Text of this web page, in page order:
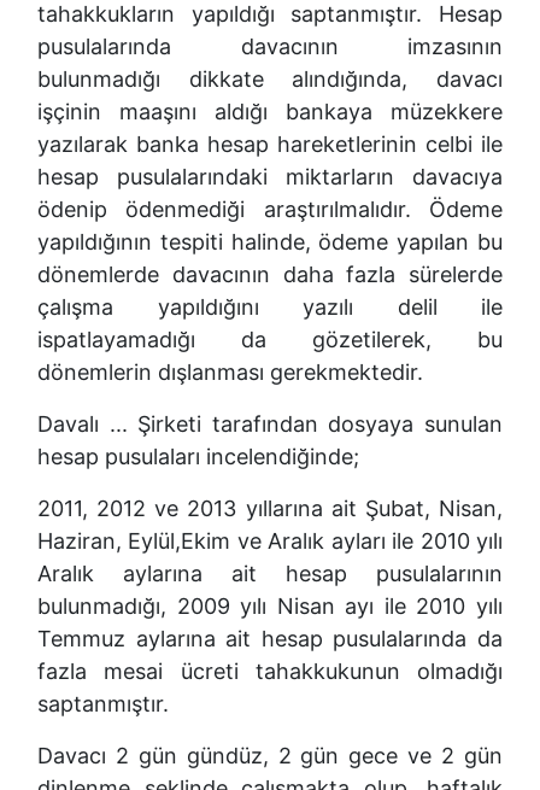
tahakkukların yapıldığı saptanmıştır. Hesap
pusulalarında davacının imzasının
bulunmadığı dikkate alındığında, davacı
işçinin maaşını aldığı bankaya müzekkere
yazılarak banka hesap hareketlerinin celbi ile
hesap pusulalarındaki miktarların davacıya
ödenip ödenmediği araştırılmalıdır. Ödeme
yapıldığının tespiti halinde, ödeme yapılan bu
dönemlerde davacının daha fazla sürelerde
çalışma yapıldığını yazılı delil ile
ispatlayamadığı da gözetilerek, bu
dönemlerin dışlanması gerekmektedir.
Davalı ... Şirketi tarafından dosyaya sunulan
hesap pusulaları incelendiğinde;
2011, 2012 ve 2013 yıllarına ait Şubat, Nisan,
Haziran, Eylül,Ekim ve Aralık ayları ile 2010 yılı
Aralık aylarına ait hesap pusulalarının
bulunmadığı, 2009 yılı Nisan ayı ile 2010 yılı
Temmuz aylarına ait hesap pusulalarında da
fazla mesai ücreti tahakkukunun olmadığı
saptanmıştır.
Davacı 2 gün gündüz, 2 gün gece ve 2 gün